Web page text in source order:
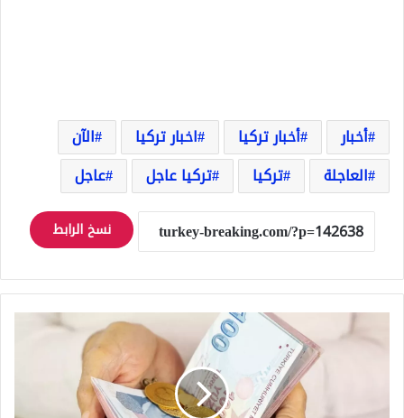
أخبار أخبار تركيا اخبار تركيا
الآن
العاجلة
تركيا تركيا عاجل عاجل
نسخ الرابط